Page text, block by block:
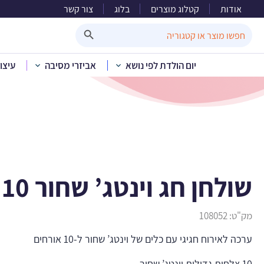
אודות קטלוג מוצרים בלוג צור קשר
for:
יום הולדת לפי נושא אביזרי מסיבה
שולחן חג
»קטלוג מוצרים חד
שולחן חג וינטג’ שחור 10 אורחים
מק"ט:108052
ערכה לאירוח חגיגי עם כלים של וינטג’ שחור ל-10 אורחים